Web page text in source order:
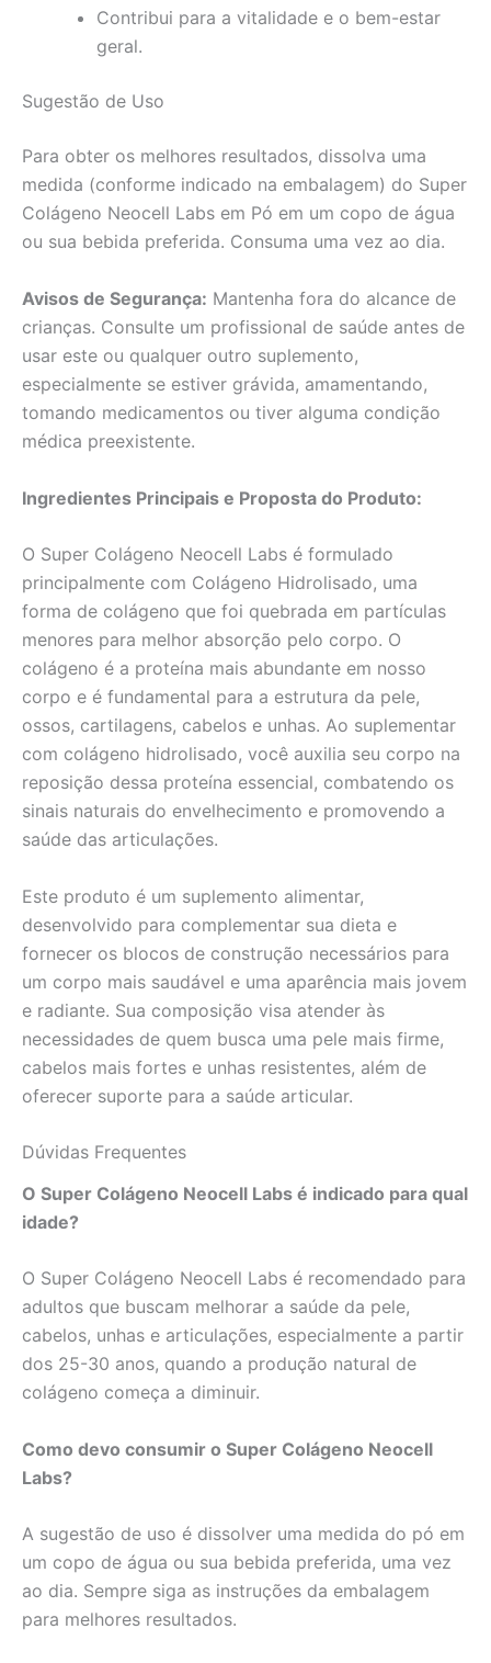
Contribui para a vitalidade e o bem-estar
geral.
Sugestão de Uso
Para obter os melhores resultados, dissolva uma
medida (conforme indicado na embalagem) do Super
Colágeno Neocell Labs em Pó em um copo de água
ou sua bebida preferida. Consuma uma vez ao dia.
Avisos de Segurança: Mantenha fora do alcance de
crianças. Consulte um profissional de saúde antes de
usar este ou qualquer outro suplemento,
especialmente se estiver grávida, amamentando,
tomando medicamentos ou tiver alguma condição
médica preexistente.
Ingredientes Principais e Proposta do Produto:
O Super Colágeno Neocell Labs é formulado
principalmente com Colágeno Hidrolisado, uma
forma de colágeno que foi quebrada em partículas
menores para melhor absorção pelo corpo. O
colágeno é a proteína mais abundante em nosso
corpo e é fundamental para a estrutura da pele,
ossos, cartilagens, cabelos e unhas. Ao suplementar
com colágeno hidrolisado, você auxilia seu corpo na
reposição dessa proteína essencial, combatendo os
sinais naturais do envelhecimento e promovendo a
saúde das articulações.
Este produto é um suplemento alimentar,
desenvolvido para complementar sua dieta e
fornecer os blocos de construção necessários para
um corpo mais saudável e uma aparência mais jovem
e radiante. Sua composição visa atender às
necessidades de quem busca uma pele mais firme,
cabelos mais fortes e unhas resistentes, além de
oferecer suporte para a saúde articular.
Dúvidas Frequentes
O Super Colágeno Neocell Labs é indicado para qual
idade?
O Super Colágeno Neocell Labs é recomendado para
adultos que buscam melhorar a saúde da pele,
cabelos, unhas e articulações, especialmente a partir
dos 25-30 anos, quando a produção natural de
colágeno começa a diminuir.
Como devo consumir o Super Colágeno Neocell
Labs?
A sugestão de uso é dissolver uma medida do pó em
um copo de água ou sua bebida preferida, uma vez
ao dia. Sempre siga as instruções da embalagem
para melhores resultados.